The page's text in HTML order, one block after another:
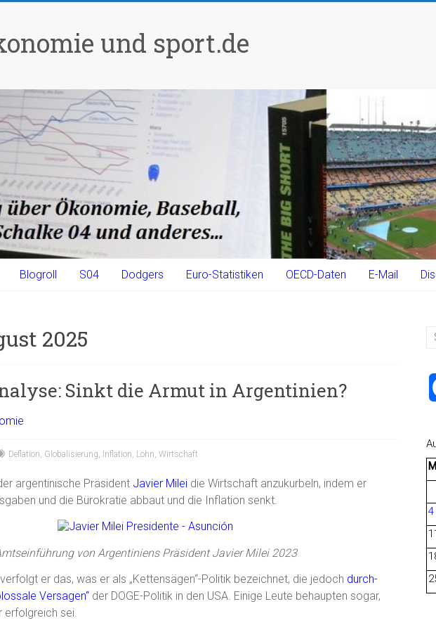
und sport.de
Blogroll S04 Dodgers Euro-Statistiken OECD-Daten E-Mail
2025
Sinkt die Armut in Argentinien?
Deflation Globalisierung Inflation Lohn Wirtschaft
argentinische Präsident Javier Milei die Wirtschaft anzukurbeln, indem er
und die Bürokratie abbaut und die Inflation senkt.
von Argentiniens Präsident Javier Milei 2023
er das, was er als „Kettensägen“-Politik bezeichnet, die jedoch durch-
Versagen“ der DOGE-Politik in den USA. Einige Leute behaupten sogar,
erfolgreich sei.
M
4